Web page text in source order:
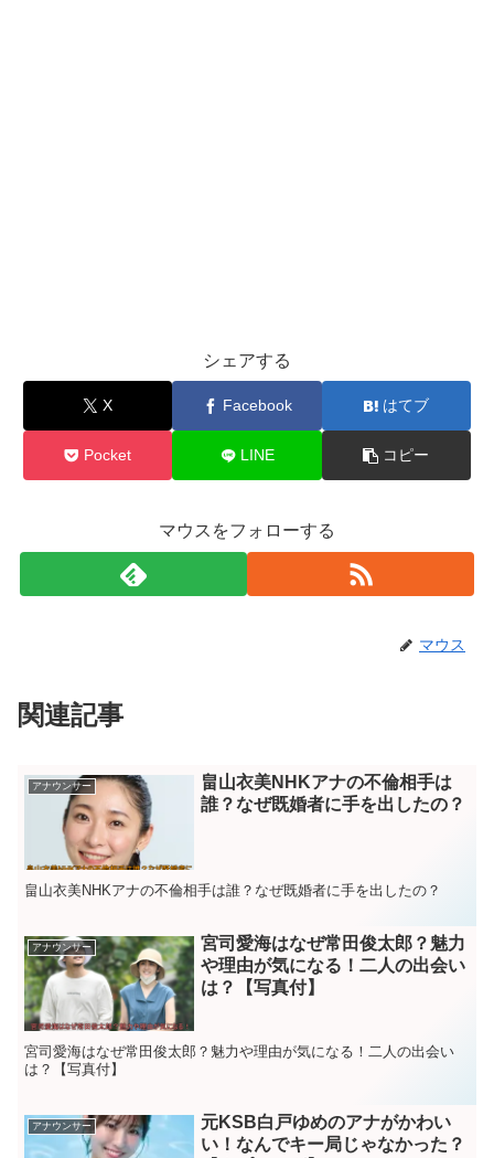
シェアする
X Facebook はてブ
Pocket LINE コピー
マウスをフォローする
マウス
関連記事
アナウンサー
畠山衣美NHKアナの不倫相手は
誰？なぜ既婚者に手を出したの？
畠山衣美NHKアナの不倫相手は誰？なぜ既婚者に手を出したの？
アナウンサー
宮司愛海はなぜ常田俊太郎？魅力
や理由が気になる！二人の出会い
は？【写真付】
宮司愛海はなぜ常田俊太郎？魅力や理由が気になる！二人の出会い
は？【写真付】
アナウンサー
元KSB白戸ゆめのアナがかわい
い！なんでキー局じゃなかった？